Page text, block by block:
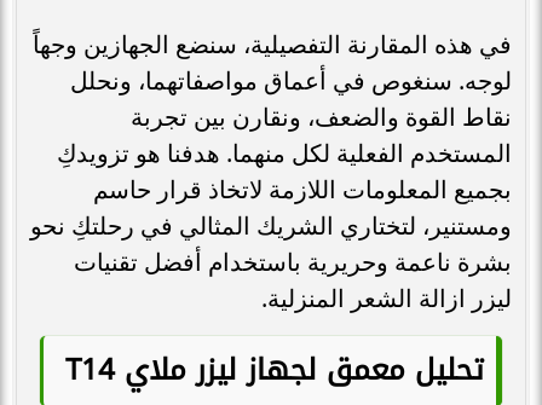
في هذه المقارنة التفصيلية، سنضع الجهازين وجهاً
لوجه. سنغوص في أعماق مواصفاتهما، ونحلل
نقاط القوة والضعف، ونقارن بين تجربة
المستخدم الفعلية لكل منهما. هدفنا هو تزويدكِ
بجميع المعلومات اللازمة لاتخاذ قرار حاسم
ومستنير، لتختاري الشريك المثالي في رحلتكِ نحو
بشرة ناعمة وحريرية باستخدام أفضل تقنيات
ليزر ازالة الشعر المنزلية.
تحليل معمق لجهاز ليزر ملاي T14